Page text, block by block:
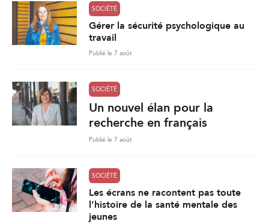
SOCIÉTÉ
Gérer la sécurité psychologique au
travail
Publié le 7 août
SOCIÉTÉ
Un nouvel élan pour la
recherche en français
Publié le 7 août
SOCIÉTÉ
Les écrans ne racontent pas toute
l’histoire de la santé mentale des
jeunes